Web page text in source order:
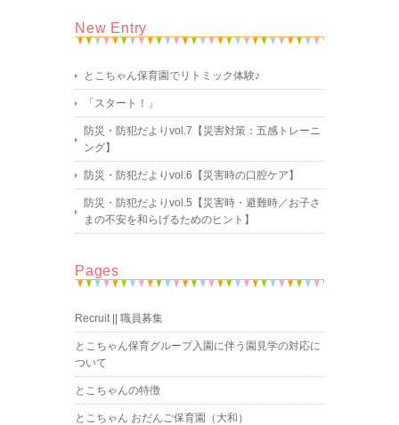
New Entry
とこちゃん保育園でリトミック体験♪
「スタート！」
防災・防犯だよりvol.7【災害対策：五感トレーニ
ング】
防災・防犯だよりvol.6【災害時の口腔ケア】
防災・防犯だよりvol.5【災害時・避難時／お子さ
まの不安を和らげるためのヒント】
Pages
Recruit || 職員募集
とこちゃん保育グループ入園に伴う園見学の対応に
ついて
とこちゃんの特徴
とこちゃん おだんご保育園（大和）